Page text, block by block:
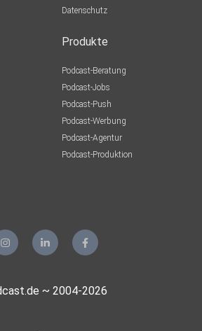
Datenschutz
Produkte
Podcast-Beratung
Podcast-Jobs
Podcast-Push
Podcast-Werbung
Podcast-Agentur
Podcast-Produktion
~ 2004-2026